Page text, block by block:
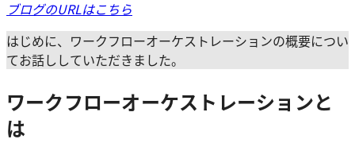
ブログのURLはこちら
はじめに、ワークフローオーケストレーションの概要につい
てお話ししていただきました。
ワークフローオーケストレーションと
は